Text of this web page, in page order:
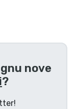
nove
?